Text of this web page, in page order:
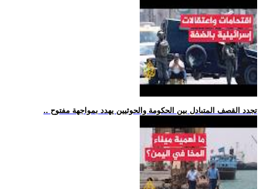
.. تجدد القصف المتبادل بين الحكومة والحوثيين يهدد بمواجهة مفتوح